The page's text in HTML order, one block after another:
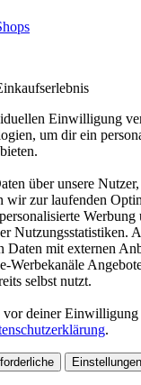
Einwilligung
um dir ein
über unsere
wir zur laufenden
Nutzungsstatistiken.
Daten mit externen
Werbekanäle
selbst nutzt.
deiner Einwilligung
.